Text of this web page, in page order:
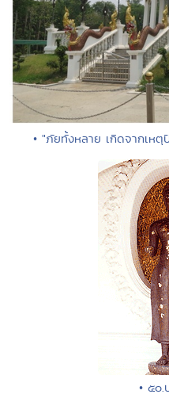
• "ภัยทั้งหลาย เกิดจากเห
• ๕๐.